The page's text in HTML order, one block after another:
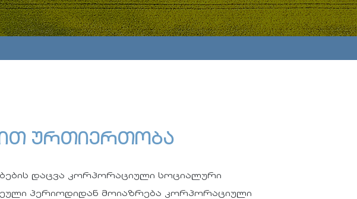
ურთიერთობა
დაცვა კორპორაციული სოციალური
პერიოდიდან მოიაზრება კორპორაციული